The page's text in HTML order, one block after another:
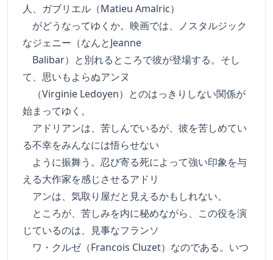
人、ガブリエル（Matieu Amalric）
がどうなってゆくか。映画では、ノスタルジック
なジェニー（なんとJeanne
Balibar）と別れるところで彼が登場する。そし
て、思いもよらぬアンヌ
（Virginie Ledoyen）とのはっきりしない関係が
始まってゆく。
アドリアンは、苦しんでいるが、彼を苦しめてい
る不幸をみんなには悟らせない
ように振舞う。忍び寄る死によって強い印象を与
える大作家を感じさせるアドリ
アンは、気取り屋だと見えるかもしれない。
ところが、苦しみを内に秘めながら、この役を演
じているのは、見事なフランソ
ワ・クルゼ（Francois Cluzet）なのである。いつ